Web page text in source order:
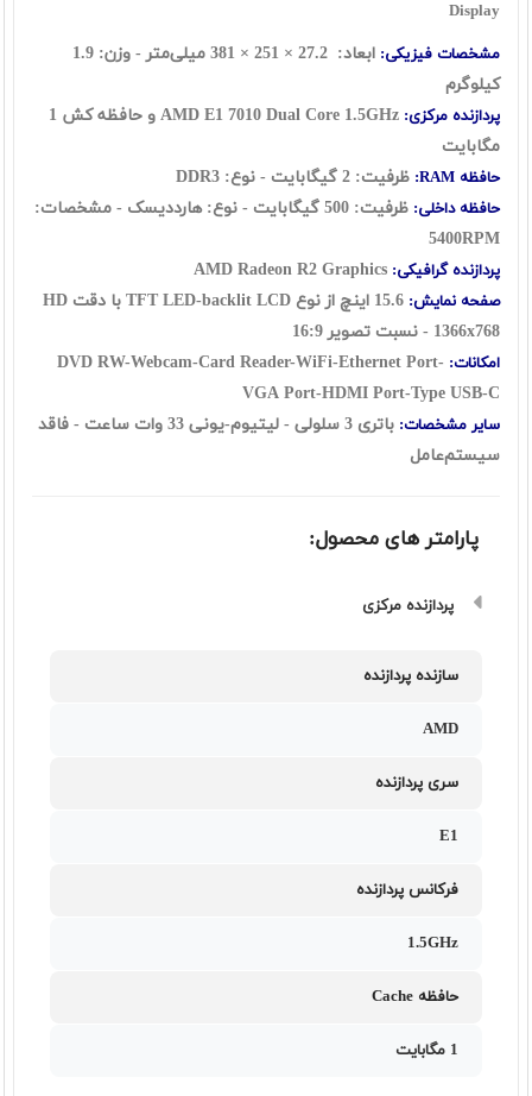
Display
مشخصات فيزيکی:
ابعاد: 27.2 × 251 × 381 ميلی‌متر - وزن: 1.9
کيلوگرم
پردازنده مرکزی:
AMD E1 7010 Dual Core 1.5GHz و حافظه کش 1
مگابايت
حافظه RAM: ظرفيت: 2 گيگابايت - نوع: DDR3
حافظه داخلی:
ظرفيت: 500 گيگابايت - نوع: هاردديسک - مشخصات:
5400RPM
پردازنده گرافيکی:
صفحه نمايش:
15.6 اينچ از نوع TFT LED-backlit LCD با دقت HD
1366x768 - نسبت تصوير 16:9
امکانات: DVD RW-Webcam-Card Reader-WiFi-Ethernet Port-
VGA Port-HDMI Port-Type USB-C
ساير مشخصات:
باتری 3 سلولی - ليتيوم-يونی 33 وات ساعت - فاقد
سیستم‌عامل
پارامتر های محصول:
پردازنده مرکزی
سازنده پردازنده
AMD
سری پردازنده
E1
فرکانس پردازنده
1.5GHz
حافظه Cache
1 مگابایت